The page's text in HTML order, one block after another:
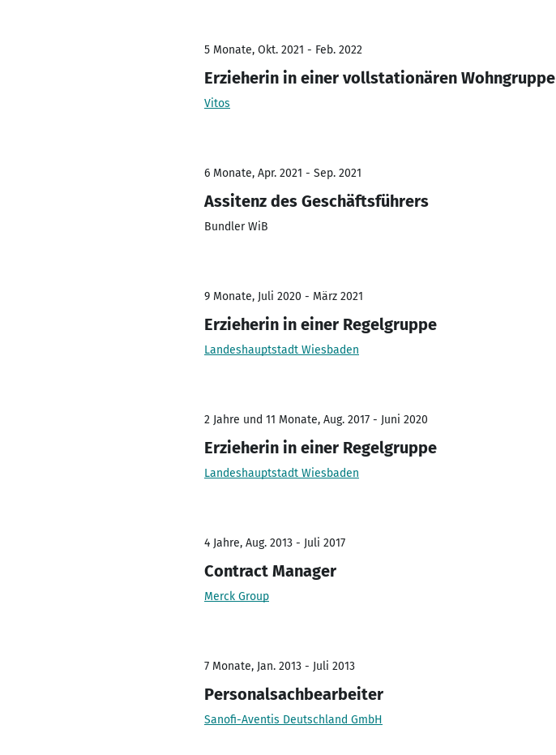
5 Monate, Okt. 2021 - Feb. 2022
Erzieherin in einer vollstationären Wohngruppe
Vitos
6 Monate, Apr. 2021 - Sep. 2021
Assitenz des Geschäftsführers
Bundler WiB
9 Monate, Juli 2020 - März 2021
Erzieherin in einer Regelgruppe
Landeshauptstadt Wiesbaden
2 Jahre und 11 Monate, Aug. 2017 - Juni 2020
Erzieherin in einer Regelgruppe
Landeshauptstadt Wiesbaden
4 Jahre, Aug. 2013 - Juli 2017
Contract Manager
Merck Group
7 Monate, Jan. 2013 - Juli 2013
Personalsachbearbeiter
Sanofi-Aventis Deutschland GmbH